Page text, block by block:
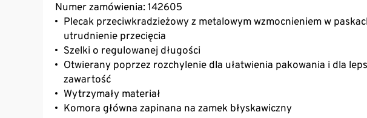
Numer zamówienia: 142605
Plecak przeciwkradzieżowy z metalowym wzmocnieniem w
utrudnienie przecięcia
Szelki o regulowanej długości
Otwierany poprzez rozchylenie dla ułatwienia pakowania i dla
zawartość
Wytrzymały materiał
Komora główna zapinana na zamek błyskawiczny